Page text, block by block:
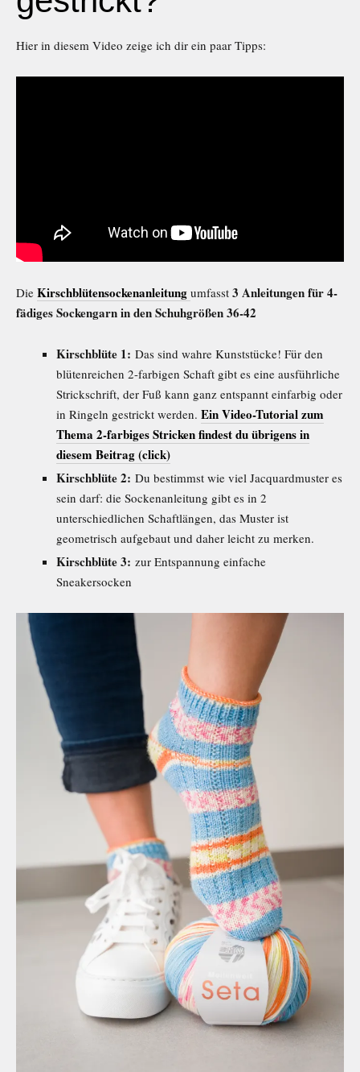
Hier in diesem Video zeige ich dir ein paar Tipps:
Die Kirschblütensockenanleitung umfasst 3 Anleitungen für 4-
fädiges Sockengarn in den Schuhgrößen 36-42
Kirschblüte 1: Das sind wahre Kunststücke! Für den
blütenreichen 2-farbigen Schaft gibt es eine ausführliche
Strickschrift, der Fuß kann ganz entspannt einfarbig oder
in Ringeln gestrickt werden. Ein Video-Tutorial zum
Thema 2-farbiges Stricken findest du übrigens in
diesem Beitrag (click)
Kirschblüte 2: Du bestimmst wie viel Jacquardmuster es
sein darf: die Sockenanleitung gibt es in 2
unterschiedlichen Schaftlängen, das Muster ist
geometrisch aufgebaut und daher leicht zu merken.
Kirschblüte 3: zur Entspannung einfache
Sneakersocken